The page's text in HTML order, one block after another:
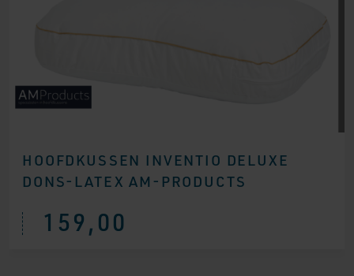
HOOFDKUSSEN INVENTIO DELUXE
DONS-LATEX AM-PRODUCTS
159,00